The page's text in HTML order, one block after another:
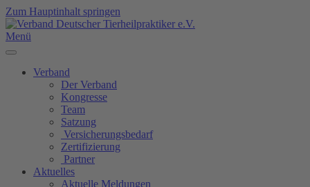
Zum Hauptinhalt springen
Menü
Verband
Der Verband
Kongresse
Team
Satzung
Versicherungsbedarf
Zertifizierung
Partner
Aktuelles
Aktuelle Meldungen